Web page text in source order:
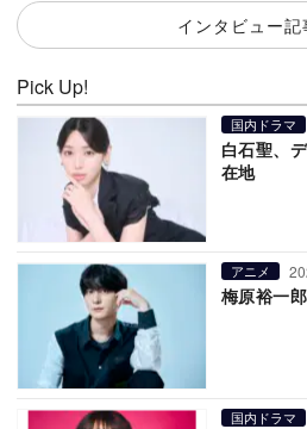
インタビュー記
Pick Up!
国内ドラマ
白石聖、
在地
アニメ
梅原裕一
国内ドラマ